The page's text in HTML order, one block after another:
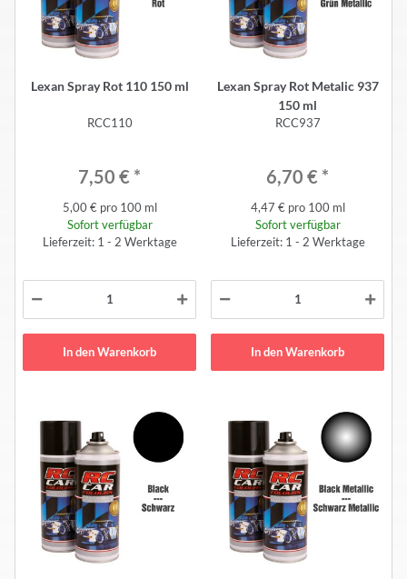
Lexan Spray Rot 110 150 ml
RCC110
7,50 € *
5,00 € pro 100 ml
Sofort verfügbar
Lieferzeit: 1 - 2 Werktage
In den Warenkorb
Lexan Spray Rot Metalic 937
150 ml
RCC937
6,70 € *
4,47 € pro 100 ml
Sofort verfügbar
Lieferzeit: 1 - 2 Werktage
In den Warenkorb